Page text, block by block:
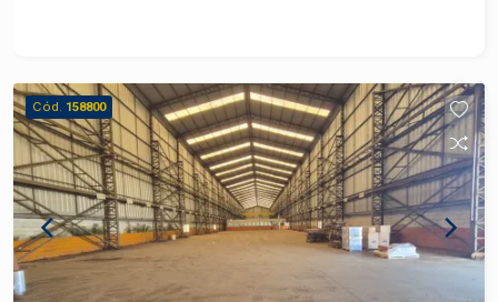
pontes rolantes com capacidade para 5 e 7
toneladas - Pé-direito de 11 metros - Piso de
alta resistência - Portão para caminhões com
dimensões de 6 x 7 metros - Transformador
instalado - Escritórios para área administrativa -
Vestiários para colaboradores - Área do terreno
de 2000.00 m² - Área construída de 1100.00 m²
DIFERENCIAIS DO IMÓVEL - Estrutura preparada
Cód. 158800